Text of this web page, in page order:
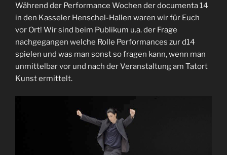
Während der Performance Wochen der documenta 14
in den Kasseler Henschel-Hallen waren wir für Euch
vor Ort! Wir sind beim Publikum u.a. der Frage
nachgegangen welche Rolle Performances zur d14
spielen und was man sonst so fragen kann, wenn man
unmittelbar vor und nach der Veranstaltung am Tatort
Kunst ermittelt.